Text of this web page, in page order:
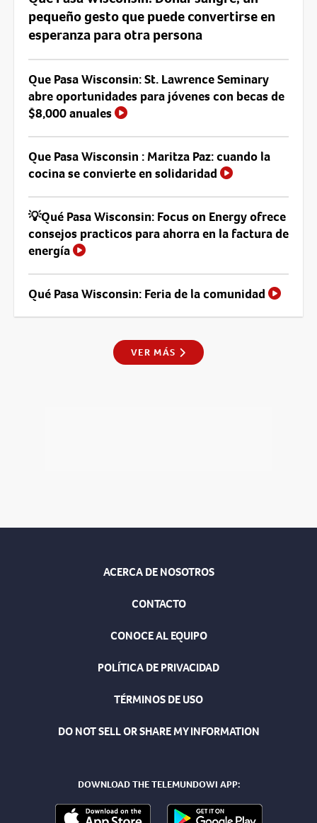
pequeño gesto que puede convertirse en
esperanza para otra persona
Que Pasa Wisconsin: St. Lawrence Seminary
abre oportunidades para jóvenes con becas de
$8,000 anuales
Que Pasa Wisconsin : Maritza Paz: cuando la
cocina se convierte en solidaridad
💡Qué Pasa Wisconsin: Focus on Energy ofrece
consejos practicos para ahorra en la factura de
energía
Qué Pasa Wisconsin: Feria de la comunidad
VER MÁS
ACERCA DE NOSOTROS
CONTACTO
CONOCE AL EQUIPO
POLÍTICA DE PRIVACIDAD
TÉRMINOS DE USO
DO NOT SELL OR SHARE MY INFORMATION
DOWNLOAD THE TELEMUNDOWI APP: